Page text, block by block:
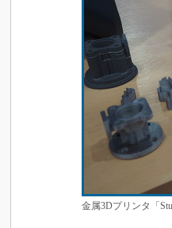
金属3Dプリンタ「